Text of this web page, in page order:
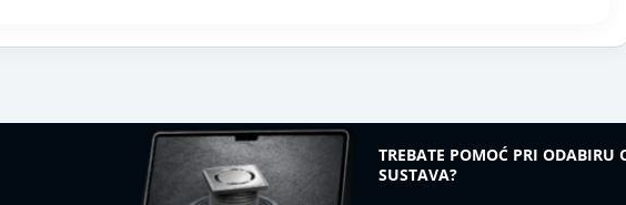
TREBATE POMOĆ PRI ODABIRU
SUSTAVA?